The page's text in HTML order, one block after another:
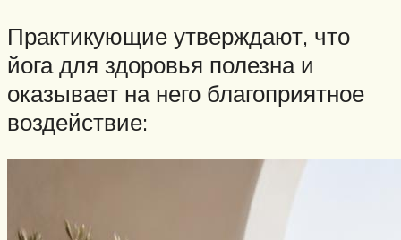
Практикующие утверждают, что
йога для здоровья полезна и
оказывает на него благоприятное
воздействие: